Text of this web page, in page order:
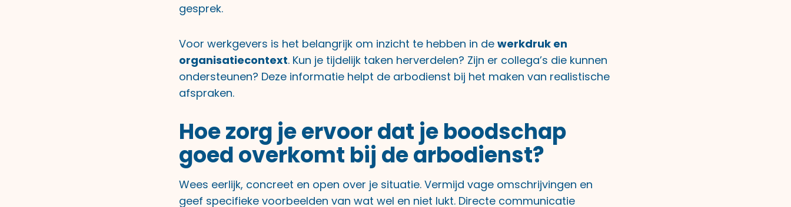
gesprek.
Voor werkgevers is het belangrijk om inzicht te hebben in de werkdruk en
organisatiecontext. Kun je tijdelijk taken herverdelen? Zijn er collega’s die kunnen
ondersteunen? Deze informatie helpt de arbodienst bij het maken van realistische
afspraken.
Hoe zorg je ervoor dat je boodschap
goed overkomt bij de arbodienst?
Wees eerlijk, concreet en open over je situatie. Vermijd vage omschrijvingen en
geef specifieke voorbeelden van wat wel en niet lukt. Directe communicatie